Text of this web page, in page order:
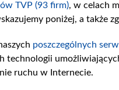
TVP (93 firm), w celach
poniżej, a także
poszczególnych
ruchu w Internecie.